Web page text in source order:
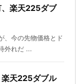
楽天225ダブ
、今の先物価格とド
外れだ ...
天225ダブル